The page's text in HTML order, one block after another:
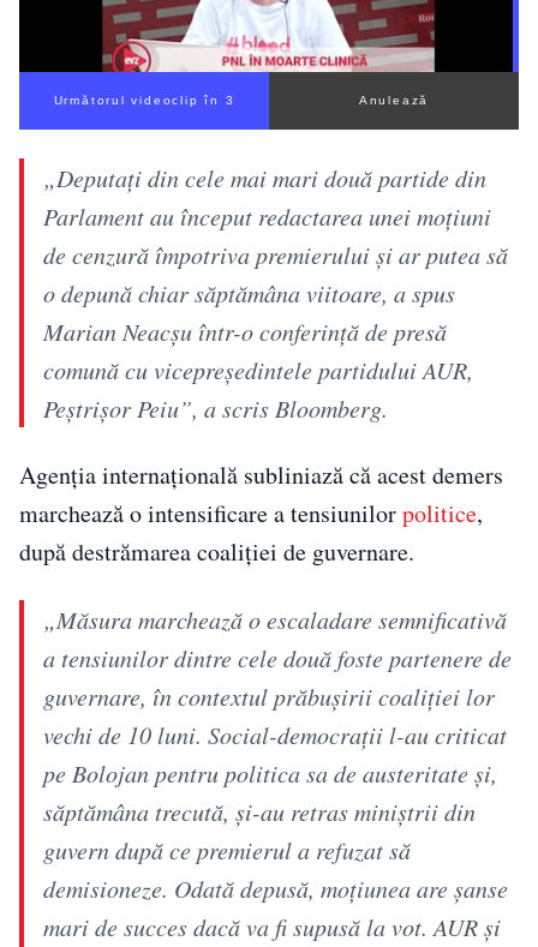
Următorul videoclip în 2 Anulează
„Deputați din cele mai mari două partide din
Parlament au început redactarea unei moțiuni
de cenzură împotriva premierului și ar putea să
o depună chiar săptămâna viitoare, a spus
Marian Neacșu într-o conferință de presă
comună cu vicepreședintele partidului AUR,
Peștrișor Peiu”, a scris Bloomberg.
Agenția internațională subliniază că acest demers
marchează o intensificare a tensiunilorpolitice,
după destrămarea coaliției de guvernare.
„Măsura marchează o escaladare semnificativă
a tensiunilor dintre cele două foste partenere de
guvernare, în contextul prăbușirii coaliției lor
vechi de 10 luni. Social-democrații l-au criticat
pe Bolojan pentru politica sa de austeritate și,
săptămâna trecută, și-au retras miniștrii din
guvern după ce premierul a refuzat să
demisioneze. Odată depusă, moțiunea are șanse
mari de succes dacă va fi supusă la vot. AUR și